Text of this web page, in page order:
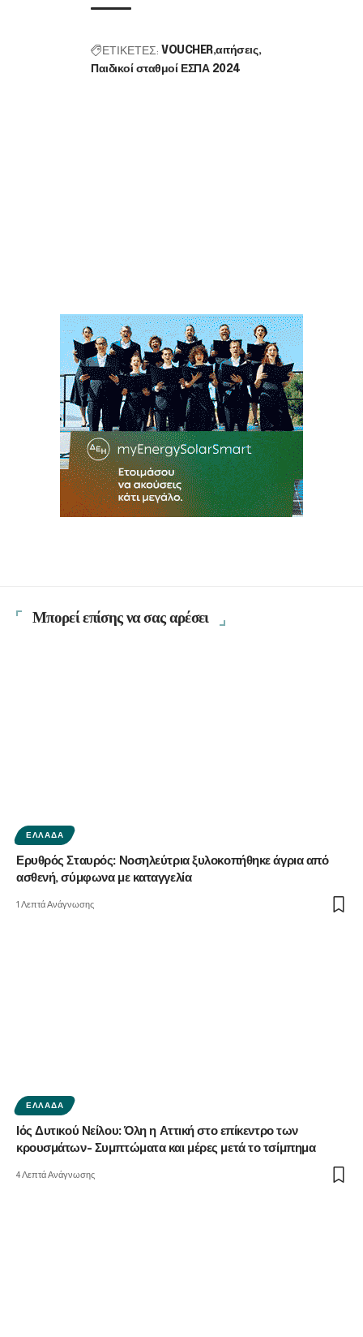
ΕΤΙΚΕΤΕΣ: VOUCHER αιτήσεις
Παιδικοί σταθμοί ΕΣΠΑ 2024
Μπορεί επίσης να σας αρέσει
ΕΛΛΆΔΑ
Ερυθρός Σταυρός: Νοσηλεύτρια ξυλοκοπήθηκε άγρια από
ασθενή, σύμφωνα με καταγγελία
1 Λεπτά Ανάγνωσης
ΕΛΛΆΔΑ
Ιός Δυτικού Νείλου: Όλη η Αττική στο επίκεντρο των
κρουσμάτων- Συμπτώματα και μέρες μετά το τσίμπημα
4 Λεπτά Ανάγνωσης